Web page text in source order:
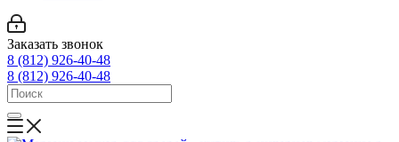
Заказать звонок
8 (812) 926-40-48
8 (812) 926-40-48